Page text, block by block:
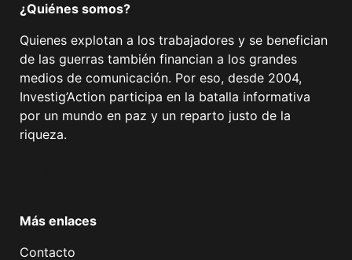
¿Quiénes somos?
Quienes explotan a los trabajadores y se benefician
de las guerras también financian a los grandes
medios de comunicación. Por eso, desde 2004,
Investig’Action participa en la batalla informativa
por un mundo en paz y un reparto justo de la
riqueza.
Más enlaces
Contacto